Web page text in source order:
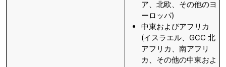
ア、北欧、その他のヨ
ーロッパ)
中東およびアフリカ
(イスラエル、GCC 北
アフリカ、南アフリ
カ、その他の中東およ